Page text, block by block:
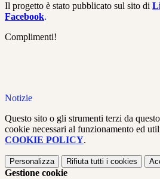
Il progetto è stato pubblicato sul sito di
Facebook.
Complimenti!
Notizie
Questo sito o gli strumenti terzi da
cookie necessari al funzionamento ed
COOKIE POLICY.
Personalizza Rifiuta tutti i cookies
Gestione cookie